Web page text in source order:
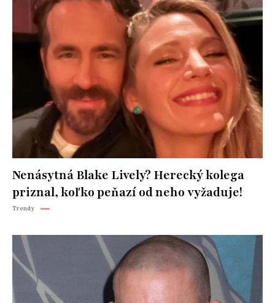
Nenásytná Blake Lively? Herecký kolega
priznal, koľko peňazí od neho vyžaduje!
Trendy